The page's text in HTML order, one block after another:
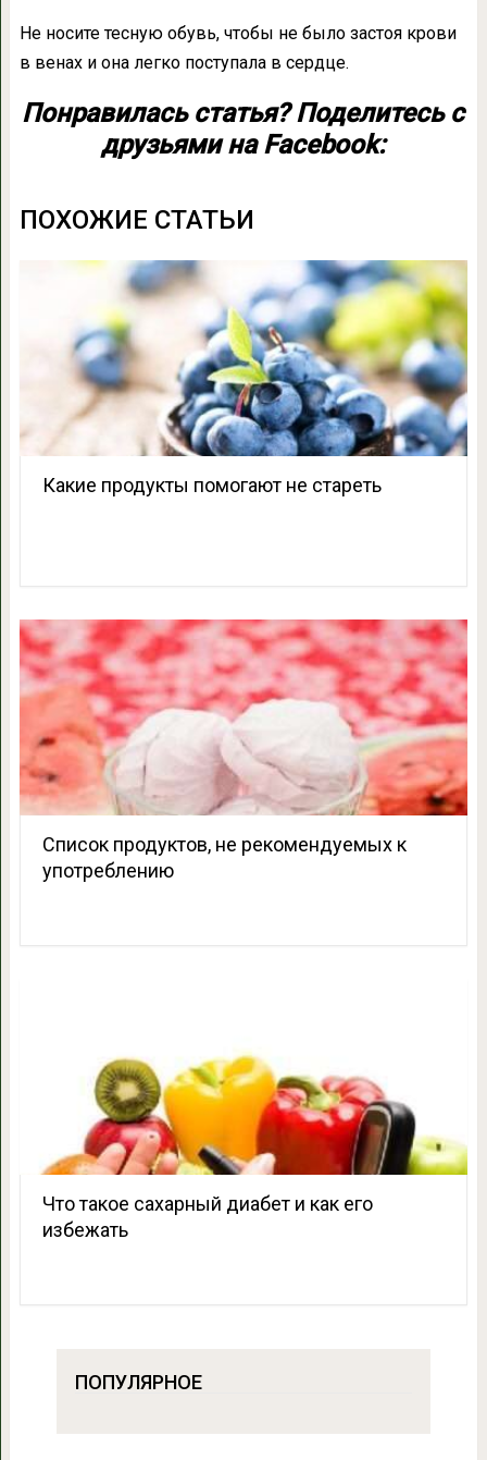
Не носите тесную обувь, чтобы не было застоя крови
в венах и она легко поступала в сердце.
Понравилась статья? Поделитесь с
друзьями на Facebook:
ПОХОЖИЕ СТАТЬИ
Какие продукты помогают не стареть
Список продуктов, не рекомендуемых к
употреблению
Что такое сахарный диабет и как его
избежать
ПОПУЛЯРНОЕ